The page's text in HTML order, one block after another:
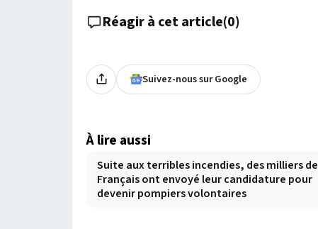
Réagir à cet article(0)
Suivez-nous sur Google
À lire aussi
Suite aux terribles incendies, des milliers de
Français ont envoyé leur candidature pour
devenir pompiers volontaires